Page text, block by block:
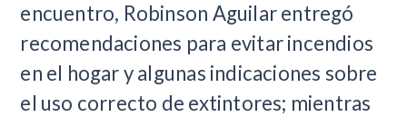
encuentro, Robinson Aguilar entregó
recomendaciones para evitar incendios
en el hogar y algunas indicaciones sobre
el uso correcto de extintores; mientras